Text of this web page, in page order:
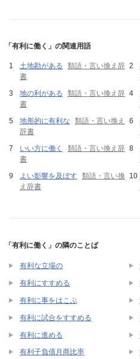
「有利に働く」の関連用語
土地勘がある
類語・言い換え辞
書
地の利がある
類語・言い換え辞
書
地形的に有利な
類語・言い換え
辞書
いい方に働く
類語・言い換え辞
書
よい影響を及ぼす 類語・言い換
え辞書
「有利に働く」の隣のことば
有利な立場の
有利にすすめる
有利に事をはこぶ
有利に試合をすすめる
有利に進める
有利子負債月商比率